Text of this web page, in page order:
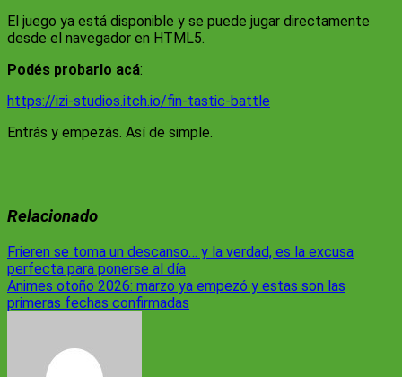
El juego ya está disponible y se puede jugar directamente
desde el navegador en HTML5.
Podés probarlo acá:
https://izi-studios.itch.io/fin-tastic-battle
Entrás y empezás. Así de simple.
Relacionado
Navegación
de
entradas
Frieren se toma un descanso… y la verdad, es la excusa
perfecta para ponerse al día
Animes otoño 2026: marzo ya empezó y estas son las
primeras fechas confirmadas